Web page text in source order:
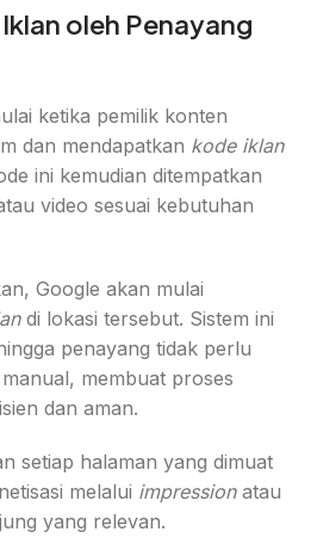
oleh Penayang
ketika pemilik konten
dan mendapatkan kode iklan
ini kemudian ditempatkan
video sesuai kebutuhan
Google akan mulai
di lokasi tersebut. Sistem ini
penayang tidak perlu
membuat proses
dan aman.
setiap halaman yang dimuat
melalui impressionatau
yang relevan.